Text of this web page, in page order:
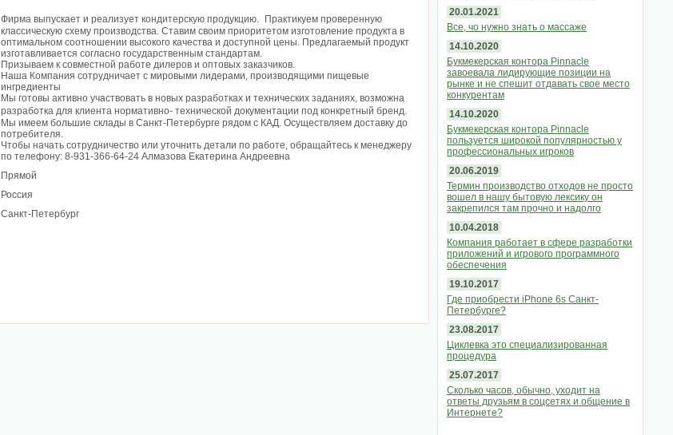
Фирма выпускает и реализует кондитерскую продукцию. Практикуем проверенную
классическую схему производства. Ставим своим приоритетом изготовление продукта в
оптимальном соотношении высокого качества и доступной цены. Предлагаемый продукт
изготавливается согласно государственным стандартам.
Призываем к совместной работе дилеров и оптовых заказчиков.
Наша Компания сотрудничает с мировыми лидерами, производящими пищевые
ингредиенты
Мы готовы активно участвовать в новых разработках и технических заданиях, возможна
разработка для клиента нормативно- технической документации под конкретный бренд.
Мы имеем большие склады в Санкт-Петербурге рядом с КАД. Осуществляем доставку до
потребителя.
Чтобы начать сотрудничество или уточнить детали по работе, обращайтесь к менеджеру
по телефону: 8-931-366-64-24 Алмазова Екатерина Андреевна
Прямой
Россия
Санкт-Петербург
20.01.2021
Все, чо нужно знать о массаже
14.10.2020
Букмекерская контора Pinnacle
завоевала лидирующие позиции на
рынке и не спешит отдавать свое место
конкурентам
14.10.2020
Букмекерская контора Pinnacle
пользуется широкой популярностью у
профессиональных игроков
20.06.2019
Термин производство отходов не просто
вошел в нашу бытовую лексику он
закрепился там прочно и надолго
10.04.2018
Компания работает в сфере разработки
приложений и игрового программного
обеспечения
19.10.2017
Где приобрести iPhone 6s Санкт-
Петербурге?
23.08.2017
Циклевка это специализированная
процедура
25.07.2017
Сколько часов, обычно, уходит на
ответы друзьям в соцсетях и общение в
Интернете?